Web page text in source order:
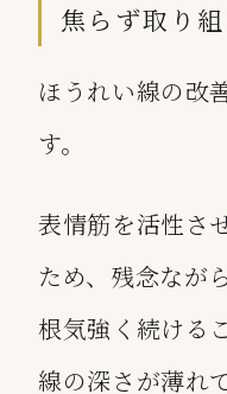
焦らず取り
ほうれい線の改
す。
表情筋を活性さ
ため、残念なが
根気強く続ける
線の深さが薄れ